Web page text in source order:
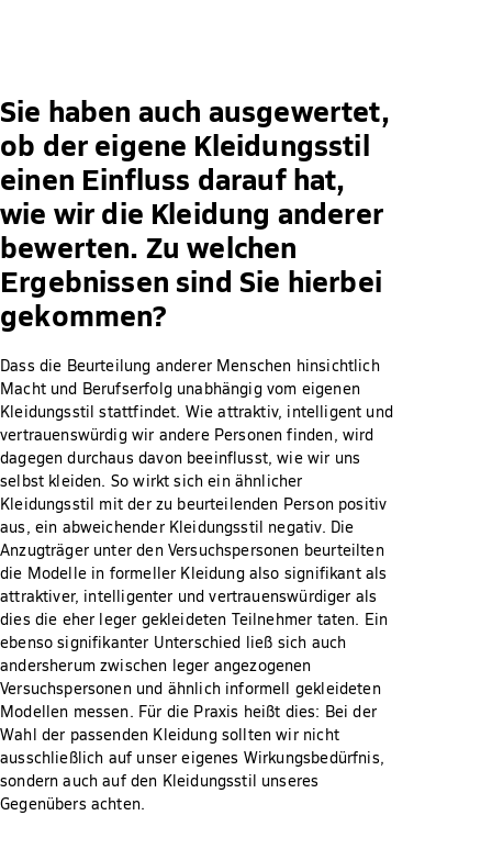
Sie haben auch ausgewertet,
ob der eigene Kleidungsstil
einen Einfluss darauf hat,
wie wir die Kleidung anderer
bewerten. Zu welchen
Ergebnissen sind Sie hierbei
gekommen?
Dass die Beurteilung anderer Menschen hinsichtlich
Macht und Berufserfolg unabhängig vom eigenen
Kleidungsstil stattfindet. Wie attraktiv, intelligent und
vertrauenswürdig wir andere Personen finden, wird
dagegen durchaus davon beeinflusst, wie wir uns
selbst kleiden. So wirkt sich ein ähnlicher
Kleidungsstil mit der zu beurteilenden Person positiv
aus, ein abweichender Kleidungsstil negativ. Die
Anzugträger unter den Versuchspersonen beurteilten
die Modelle in formeller Kleidung also signifikant als
attraktiver, intelligenter und vertrauenswürdiger als
dies die eher leger gekleideten Teilnehmer taten. Ein
ebenso signifikanter Unterschied ließ sich auch
andersherum zwischen leger angezogenen
Versuchspersonen und ähnlich informell gekleideten
Modellen messen. Für die Praxis heißt dies: Bei der
Wahl der passenden Kleidung sollten wir nicht
ausschließlich auf unser eigenes Wirkungsbedürfnis,
sondern auch auf den Kleidungsstil unseres
Gegenübers achten.